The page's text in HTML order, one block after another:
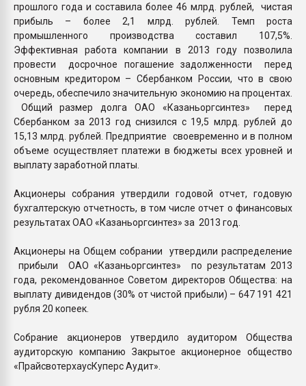
прошлого года и составила более 46 млрд. рублей, чистая
прибыль – более 2,1 млрд. рублей. Темп роста
промышленного производства составил 107,5%.
Эффективная работа компании в 2013 году позволила
провести досрочное погашение задолженности перед
основным кредитором – Сбербанком России, что в свою
очередь, обеспечило значительную экономию на процентах.
Общий размер долга ОАО «Казаньоргсинтез» перед
Сбербанком за 2013 год снизился с 19,5 млрд. рублей до
15,13 млрд. рублей. Предприятие своевременно и в полном
объеме осуществляет платежи в бюджеты всех уровней и
выплату заработной платы.
Акционеры собрания утвердили годовой отчет, годовую
бухгалтерскую отчетность, в том числе отчет о финансовых
результатах ОАО «Казаньоргсинтез» за 2013 год.
Акционеры на Общем собрании утвердили распределение
прибыли ОАО «Казаньоргсинтез» по результатам 2013
года, рекомендованное Советом директоров Общества: на
выплату дивидендов (30% от чистой прибыли) – 647 191 421
рубля 20 копеек.
Собрание акционеров утвердило аудитором Общества
аудиторскую компанию Закрытое акционерное общество
«ПрайсвотерхаусКуперс Аудит».